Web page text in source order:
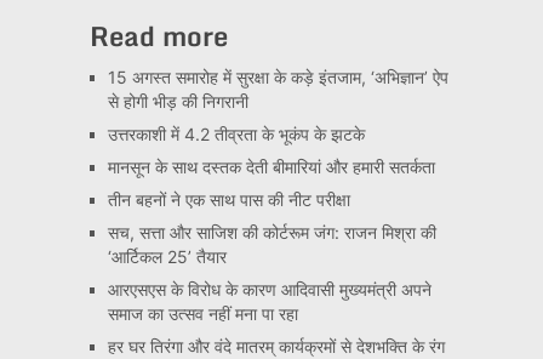
Read more
15 अगस्त समारोह में सुरक्षा के कड़े इंतजाम, ‘अभिज्ञान’ ऐप
से होगी भीड़ की निगरानी
उत्तरकाशी में 4.2 तीव्रता के भूकंप के झटके
मानसून के साथ दस्तक देती बीमारियां और हमारी सतर्कता
तीन बहनों ने एक साथ पास की नीट परीक्षा
सच, सत्ता और साजिश की कोर्टरूम जंग: राजन मिश्रा की
‘आर्टिकल 25’ तैयार
आरएसएस के विरोध के कारण आदिवासी मुख्यमंत्री अपने
समाज का उत्सव नहीं मना पा रहा
हर घर तिरंगा और वंदे मातरम् कार्यक्रमों से देशभक्ति के रंग